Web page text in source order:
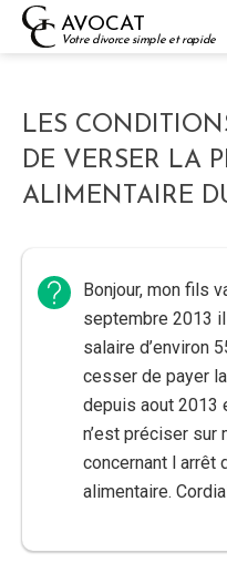
Skip
AVOCAT
Votre divorce simple et rapide
LES
DE VERSER LA
ALIMENTAIRE
Bonjour, mon fils
septembre 2013
salaire d’environ
cesser de payer
depuis aout 2013
n’est préciser sur
concernant l arrêt
alimentaire.